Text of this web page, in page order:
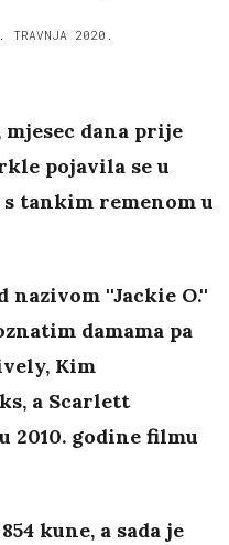
TRAVNJA 2020.
mjesec dana prije
pojavila se u
tankim remenom u
''Jackie O.''
damama pa
Kim
a Scarlett
2010. godine filmu
kune, a sada je